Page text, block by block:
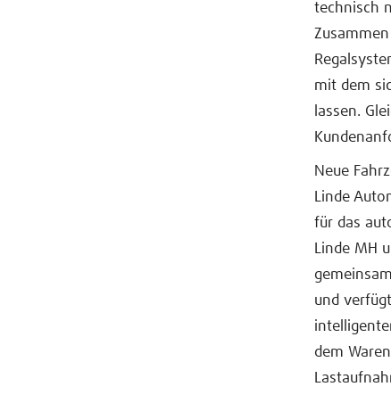
technisch
mit dem
lassen.
Neue
Linde
für das
Linde MH
und
dem